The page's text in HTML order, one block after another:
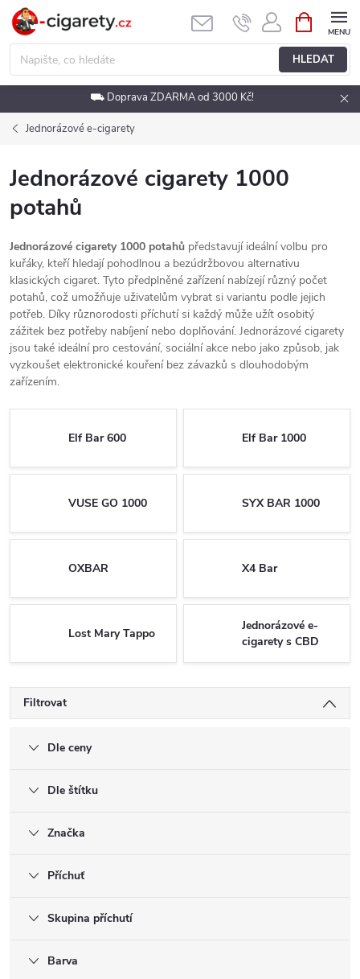
Přejít
obsah
HLEDAT
NÁKUPNÍ
KOŠÍK
⛟ Doprava ZDARMA od 3000 Kč!
Jednorázové e-cigarety
Jednorázové cigarety 1000
potahů
Jednorázové cigarety 1000 potahů představují ideální volbu pro
kuřáky, kteří hledají pohodlnou a bezúdržbovou alternativu
klasických cigaret. Tyto předplněné zařízení nabízejí různý počet
potahů, což umožňuje uživatelům vybrat si variantu podle jejich
potřeb. Díky různorodosti příchutí si každý může užít osobitý
zážitek bez potřeby nabíjení nebo doplňování. Jednorázové cigarety
jsou také ideální pro cestování, sociální akce nebo jako způsob, jak
vyzkoušet elektronické kouření bez závazků s dlouhodobým
zařízením.
Elf Bar 600 Elf Bar 1000
VUSE GO 1000 SYX BAR 1000
OXBAR X4 Bar
Lost Mary Tappo
Jednorázové e-
cigarety s CBD
Filtrovat
Dle ceny
Dle štítku
Značka
Příchuť
Skupina příchutí
Barva